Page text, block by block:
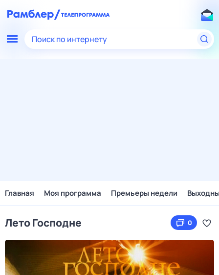
Поиск по интернету
Главная Моя программа Премьеры недели
Лето Господне 0